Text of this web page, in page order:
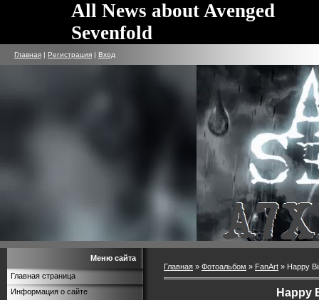
All News about Avenged
Sevenfold
Главная | Регистрация | Вход
Меню сайта
Главная страница
Информация о сайте
Главная » Фотоальбом » FanArt » Happy
Happy